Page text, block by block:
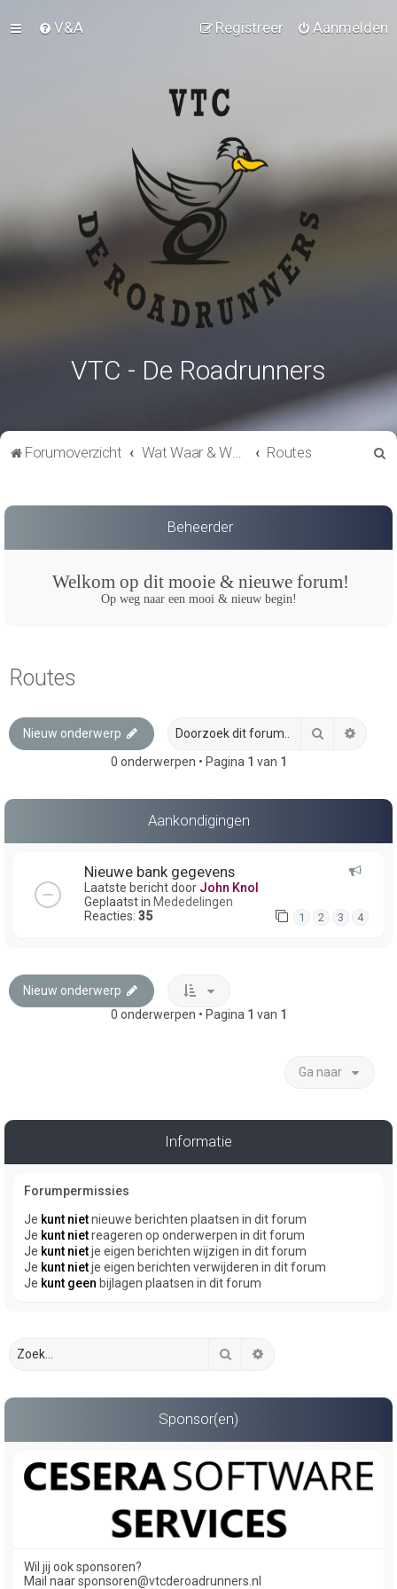
V&A Aanmelden
Registreer
VTC - De Roadrunners
Forumoverzicht Wat Waar & Wanneer Routes
Beheerder
Welkom op dit mooie & nieuwe forum!
Op weg naar een mooi & nieuw begin!
Routes
Nieuw onderwerp Zoek
0 onderwerpen • Pagina 1 van 1
Aankondigingen
Nieuwe bank gegevens
Laatste bericht door John Knol
Geplaatst in Mededelingen
Reacties: 35 1 2 3 4
Nieuw onderwerp
0 onderwerpen • Pagina 1 van 1
Ga naar
Informatie
Forumpermissies
Je kunt nietnieuwe berichten plaatsen in dit forum
Je kunt nietreageren op onderwerpen in dit forum
Je kunt nietje eigen berichten wijzigen in dit forum
Je kunt nietje eigen berichten verwijderen in dit forum
Je kunt geen bijlagen plaatsen in dit forum
Zoek
Sponsor(en)
Wil jij ook sponsoren?
Mail naar sponsoren@vtcderoadrunners.nl